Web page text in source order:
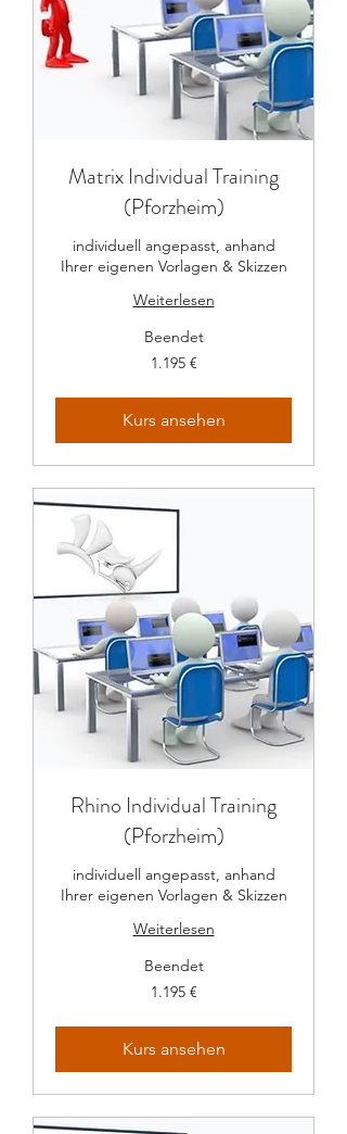
Matrix Individual Training
(Pforzheim)
individuell angepasst, anhand
Ihrer eigenen Vorlagen & Skizzen
Weiterlesen
Beendet
1.195 €
Kurs ansehen
Rhino Individual Training
(Pforzheim)
individuell angepasst, anhand
Ihrer eigenen Vorlagen & Skizzen
Weiterlesen
Beendet
1.195 €
Kurs ansehen